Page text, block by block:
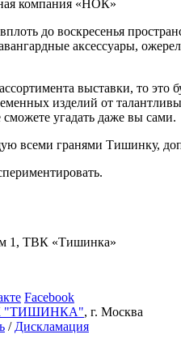
компания «НОК»
до воскресенья
аксессуары,
выставки, то
изделий от
сможете угадать даже вы сами.
всеми гранями Тишинку,
1, ТВК «Тишинка»
Facebook
"ТИШИНКА", г. Москва
/ Дискламация